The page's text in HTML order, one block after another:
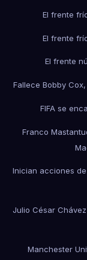
El frente
El frente
El frente
Fallece Bobby
FIFA se
Franco
Inician acciones
Julio César
Manchester